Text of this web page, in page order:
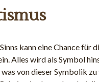
kann eine Chance für
Alles wird als Symbol
von dieser Symbolik